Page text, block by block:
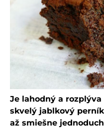
Je lahodný a rozplýva
skvelý jablkový
až smiešne